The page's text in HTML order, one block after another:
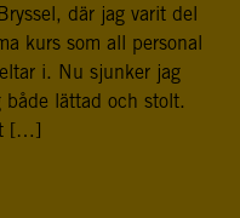
där jag varit del
kurs som all personal
i. Nu sjunker jag
lättad och stolt.
[…]